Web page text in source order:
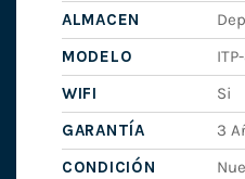
ALMACEN
MODELO
WIFI
Si
GARANTÍA
3
CONDICIÓN